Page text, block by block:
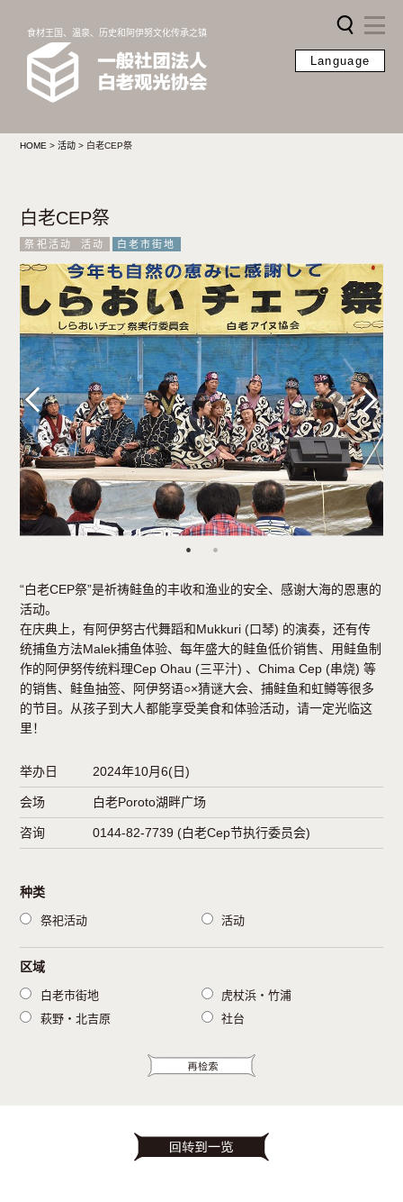
Language
食材王国、温泉、历史和阿伊努文化传承之镇
HOME >活动 > 白老CEP祭
种类
祭祀活动 活动
区域
白老市街地
虎杖浜・竹浦
萩野・北吉原
社台
白老CEP祭
祭祀活动 活动 白老市街地
Previous Next
“白老CEP祭”是祈祷鲑鱼的丰收和渔业的安全、感谢大海的恩惠的
活动。
在庆典上，有阿伊努古代舞蹈和Mukkuri (口琴) 的演奏，还有传
统捕鱼方法Malek捕鱼体验、每年盛大的鲑鱼低价销售、用鲑鱼制
作的阿伊努传统料理Cep Ohau (三平汁) 、Chima Cep (串烧) 等
的销售、鲑鱼抽签、阿伊努语○×猜谜大会、捕鲑鱼和虹鳟等很多
的节目。从孩子到大人都能享受美食和体验活动，请一定光临这
里！
举办日 2024年10月6(日)
会场 白老Poroto湖畔广场
咨询 0144-82-7739 (白老Cep节执行委员会)